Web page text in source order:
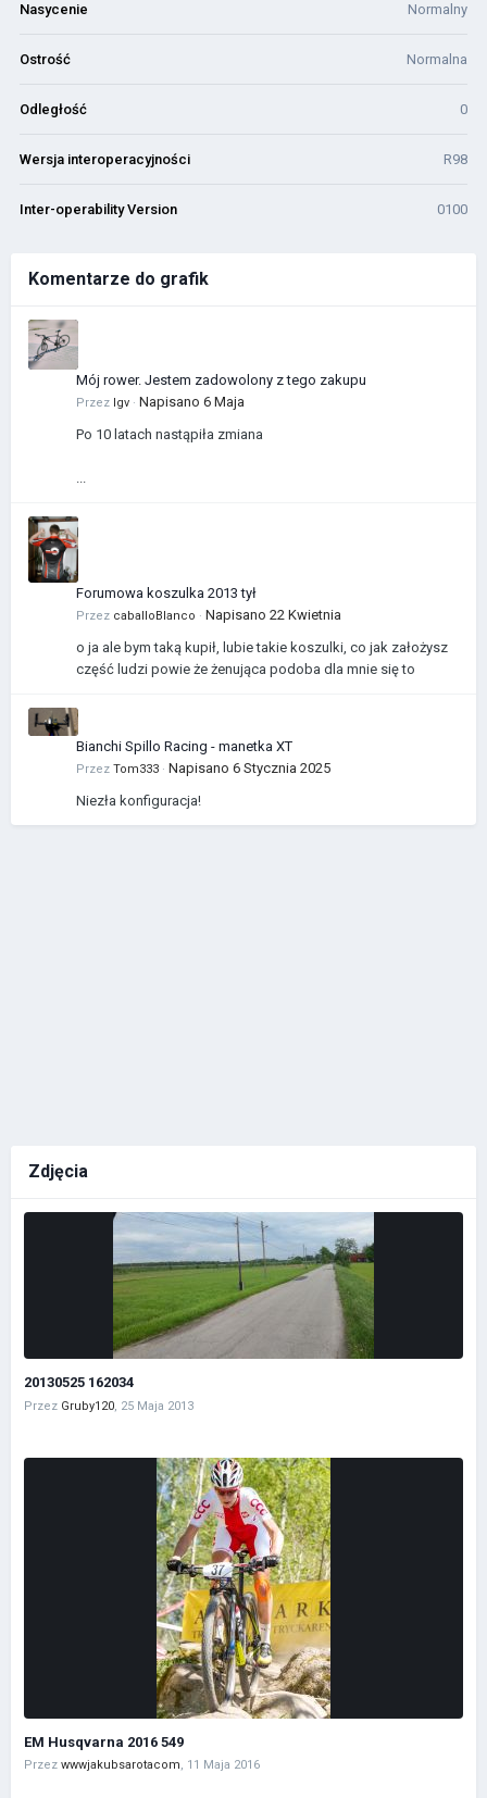
Nasycenie Normalny
Ostrość Normalna
Odległość 0
Wersja interoperacyjności R98
Inter-operability Version 0100
Komentarze do grafik
Mój rower. Jestem zadowolony z tego zakupu
Przez Igv · Napisano 6 Maja
Po 10 latach nastąpiła zmiana
...
Forumowa koszulka 2013 tył
Przez caballoBlanco · Napisano 22 Kwietnia
o ja ale bym taką kupił, lubie takie koszulki, co jak założysz
część ludzi powie że żenująca podoba dla mnie się to
Bianchi Spillo Racing - manetka XT
Przez Tom333 · Napisano 6 Stycznia 2025
Niezła konfiguracja!
Zdjęcia
20130525 162034
Przez Gruby120, 25 Maja 2013
EM Husqvarna 2016 549
Przez wwwjakubsarotacom, 11 Maja 2016